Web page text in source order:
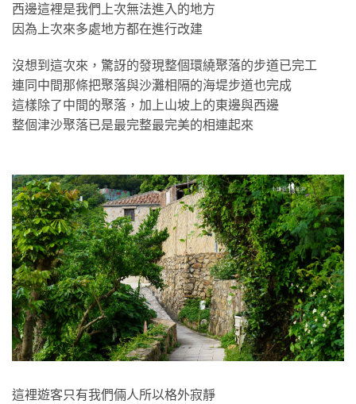
西邊這裡是我們上次無法進入的地方
因為上次來多處地方都在進行改建
沒想到這次來，驚訝的發現整個環繞聚落的步道已完工
連同中間那條把聚落與沙灘相隔的海堤步道也完成
這樣除了中間的聚落，加上山坡上的東邊與西邊
整個津沙聚落已是最完整最完美的相連起來
這裡遊客只有我們倆人所以格外寂靜